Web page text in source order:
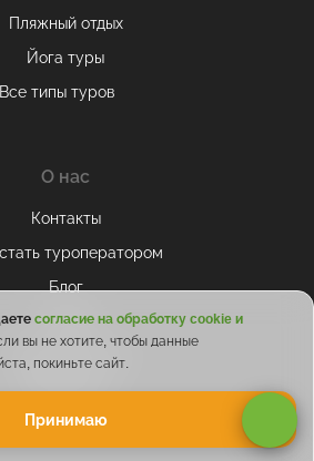
Пляжный отдых
Йога туры
Все типы туров
О нас
Контакты
туроператором
Блог
Отзывы
Сотрудничество
ТОП-30 мест
согласие на обработку cookie и
вы не хотите, чтобы данные
покиньте сайт.
Принимаю